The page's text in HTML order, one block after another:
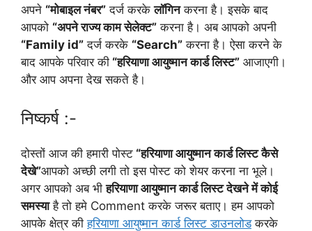
अपने “मोबाइल नंबर” दर्ज करकेलॉगिनकरना है। इसके बाद
आपको “अपने राज्य काम सेलेक्ट” करना है। अब आपको अपनी
“Family id” दर्ज करके “Search” करना है। ऐसा करने के
बाद आपके परिवार की “हरियाणा आयुष्मान कार्ड लिस्ट” आजाएगी।
और आप अपना देख सकते है।
निष्कर्ष :-
दोस्तों आज की हमारी पोस्ट “हरियाणा आयुष्मान कार्ड लिस्ट कैसे
देखे”आपको अच्छी लगी तो इस पोस्ट को शेयर करना ना भूले।
अगर आपको अब भीहरियाणा आयुष्मान कार्ड लिस्ट देखने में कोई
समस्याहै तो हमे Comment करके जरूर बताए। हम आपको
आपके क्षेत्र कीहरियाणा आयुष्मान कार्ड लिस्ट डाउनलोडकरके